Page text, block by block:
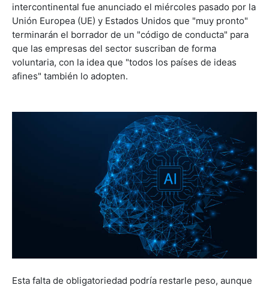
intercontinental fue anunciado el miércoles pasado por la
Unión Europea (UE) y Estados Unidos que "muy pronto"
terminarán el borrador de un "código de conducta" para
que las empresas del sector suscriban de forma
voluntaria, con la idea que "todos los países de ideas
afines" también lo adopten.
Esta falta de obligatoriedad podría restarle peso, aunque